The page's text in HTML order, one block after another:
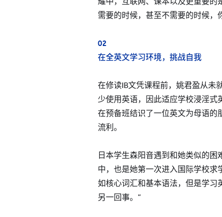
需要的时候，甚至不需要的时候，
02
在全英文学习环境，挑战自我
在修读IB文凭课程前，姚君盈从未
少使用英语，因此适应学校浸淫式
在预备班结识了一位英文为母语的
流利。
日本学生森阳音遇到和她类似的
中，也是她第一次进入国际学校求
如核心词汇和基本语法，但是学习
另一回事。”